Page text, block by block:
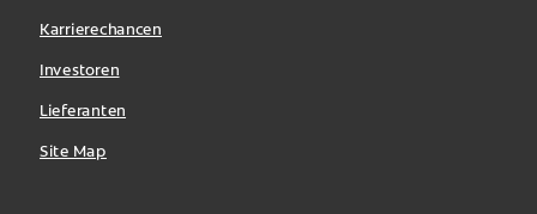
Karrierechancen
Investoren
Lieferanten
Site Map